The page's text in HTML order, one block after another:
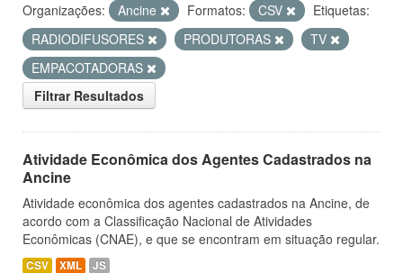
Organizações: Ancine Formatos: CSV
Etiquetas:
RADIODIFUSORES
PRODUTORAS
TV
EMPACOTADORAS
Filtrar Resultados
Atividade Econômica dos Agentes Cadastrados na
Ancine
Atividade econômica dos agentes cadastrados na Ancine, de
acordo com a Classificação Nacional de Atividades
Econômicas (CNAE), e que se encontram em situação regular.
CSV XML JS